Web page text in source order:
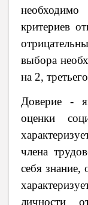
критериев
выбора
на 2,
Доверие -
оценки
члена
себя знание,
личности